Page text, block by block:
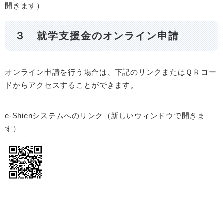
開きます）
３ 就学支援金のオンライン申請
オンライン申請を行う場合は、下記のリンクまたはＱＲコー
ドからアクセスすることができます。
e-Shienシステムへのリンク（新しいウィンドウで開きま
す）